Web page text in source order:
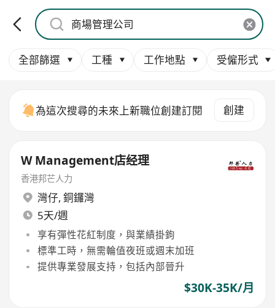
全部篩選 工種 工作地點 受僱形式
為這次搜尋的未來上新職位創建訂閱 創建
W Management店经理
香港邦芒人力
灣仔, 銅鑼灣
5天/週
享有彈性花紅制度，與業績掛鉤
標準工時，無需輪值夜班或週末加班
提供專業發展支持，包括內部晉升
$30K-35K/月